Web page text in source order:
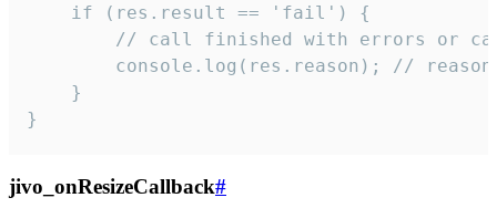
    if (res.result == 'fail') {
// call finished with errors or
console.log(res.reason); //
    }
}
jivo_onResizeCallback#